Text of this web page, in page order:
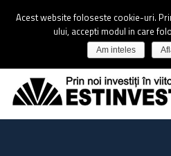
Acest website foloseste cookie-uri.
ului, accepti modul in care
Am inteles